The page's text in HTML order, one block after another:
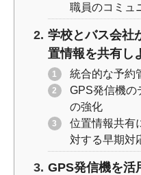
職員のコミュ
学校とバス会社
置情報を共有し
統合的な予約
GPS発信機の
の強化
位置情報共有
対する早期対
GPS発信機を活